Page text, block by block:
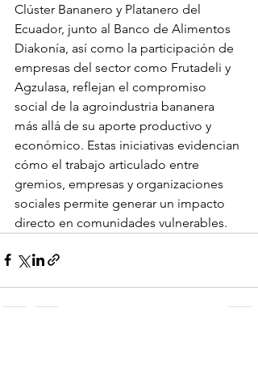
Clúster Bananero y Platanero del
Ecuador, junto al Banco de Alimentos
Diakonía, así como la participación de
empresas del sector como Frutadeli y
Agzulasa, reflejan el compromiso
social de la agroindustria bananera
más allá de su aporte productivo y
económico. Estas iniciativas evidencian
cómo el trabajo articulado entre
gremios, empresas y organizaciones
sociales permite generar un impacto
directo en comunidades vulnerables.